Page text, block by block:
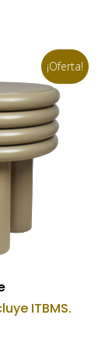
¡Oferta!
ITBMS.